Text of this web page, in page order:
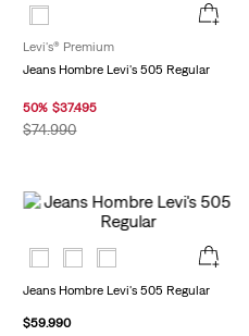
Levi's® Premium
Jeans Hombre Levi's 505 Regular
50% $37.495
$74.990
Jeans Hombre Levi's 505 Regular
$59.990